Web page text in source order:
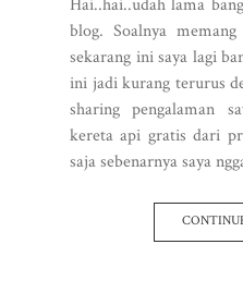
Hai..hai..udah lama
blog. Soalnya
sekarang ini saya lagi
ini jadi kurang terurus
sharing pengalaman
kereta api gratis dari
saja sebenarnya saya